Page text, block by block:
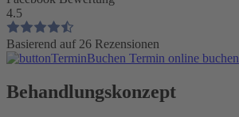
4.5
Basierend auf 26 Rezensionen
Termin online buchen
Behandlungskonzept